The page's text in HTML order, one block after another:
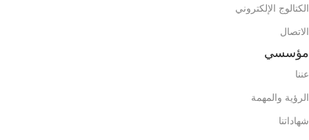
الوزن الإجمالي للكرتون
حاوية 40 قدم
الكتالوج الإلكتروني
الاتصال
مؤسسي
عننا
الرؤية والمهمة
شهاداتنا